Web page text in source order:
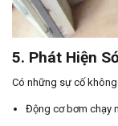
5. Phát Hiện
Có những sự cố
Động cơ bơm chạy